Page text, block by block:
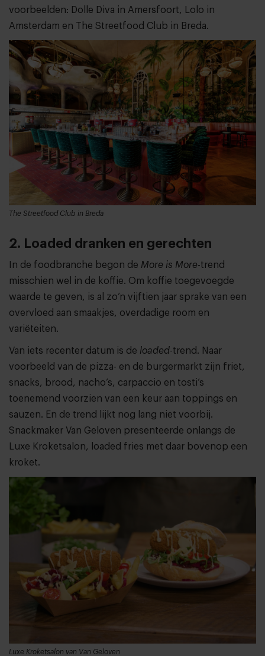
voorbeelden: Dolle Diva in Amersfoort, Lolo in
Amsterdam en The Streetfood Club in Breda.
The Streetfood Club in Breda
2. Loaded dranken en gerechten
In de foodbranche begon de More is More-trend
misschien wel in de koffie. Om koffie toegevoegde
waarde te geven, is al zo’n vijftien jaar sprake van een
overvloed aan smaakjes, overdadige room en
variëteiten.
Van iets recenter datum is de loaded-trend. Naar
voorbeeld van de pizza- en de burgermarkt zijn friet,
snacks, brood, nacho’s, carpaccio en tosti’s
toenemend voorzien van een keur aan toppings en
sauzen. En de trend lijkt nog lang niet voorbij.
Snackmaker Van Geloven presenteerde onlangs de
Luxe Kroketsalon, loaded fries met daar bovenop een
kroket.
Luxe Kroketsalon van Van Geloven